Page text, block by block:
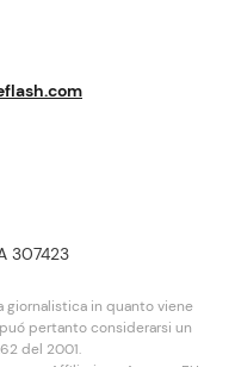
307423
giornalistica in quanto viene
pertanto considerarsi un
del 2001.